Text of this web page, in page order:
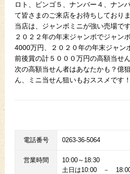
ロト、ビンゴ５、ナンバー４、ナン
て皆さまのご来店をお待ちしておりま
当店は、ジャンボミニが強い売場です
２０２２年の年末ジャンボでジャン
4000万円、２０２０年の年末ジャン
前後賞の計５０００万円の高額当せ
次の高額当せん者はあなたかも？億
ん、ミニ当せん狙いもおススメです！
電話番号 0263-36-5064
営業時間
10:00～18:30
土日は10:00 －